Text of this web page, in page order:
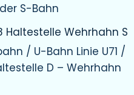
S-Bahn
Haltestelle Wehrhahn S
/ U-Bahn Linie U71 /
D – Wehrhahn